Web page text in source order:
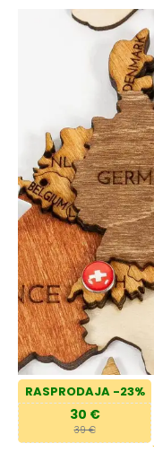
RASPRODAJA -23%
30 €
39 €